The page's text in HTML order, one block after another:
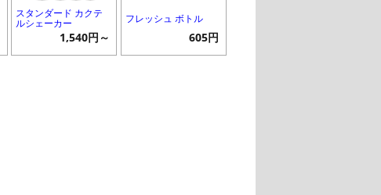
スタンダード カクテ
ルシェーカー
1,540円～
フレッシュ ボトル
605円